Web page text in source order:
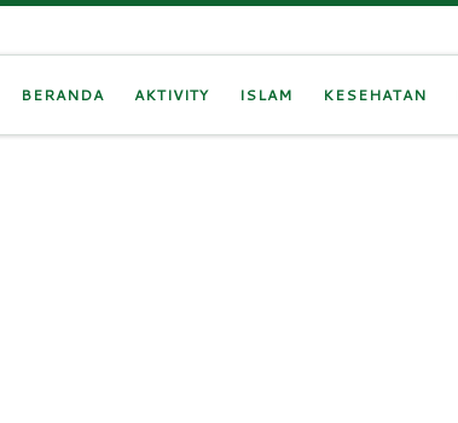
BERANDA AKTIVITY ISLAM KESEHATAN